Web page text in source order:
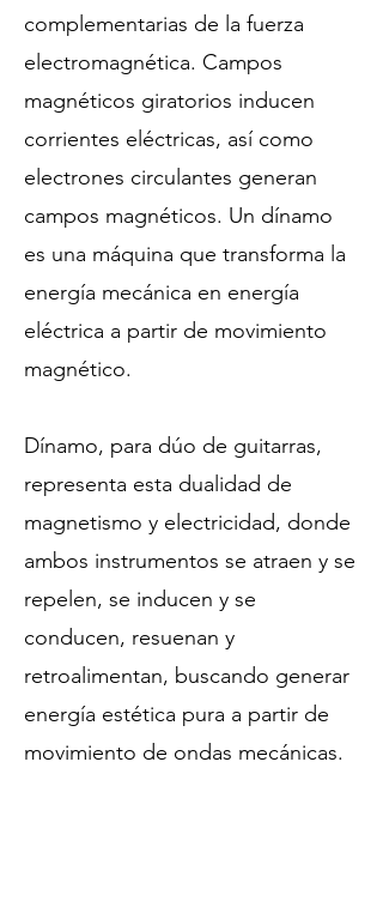
complementarias de la fuerza
electromagnética. Campos
magnéticos giratorios inducen
corrientes eléctricas, así como
electrones circulantes generan
campos magnéticos. Un dínamo
es una máquina que transforma la
energía mecánica en energía
eléctrica a partir de movimiento
magnético.
Dínamo, para dúo de guitarras,
representa esta dualidad de
magnetismo y electricidad, donde
ambos instrumentos se atraen y se
repelen, se inducen y se
conducen, resuenan y
retroalimentan, buscando generar
energía estética pura a partir de
movimiento de ondas mecánicas.